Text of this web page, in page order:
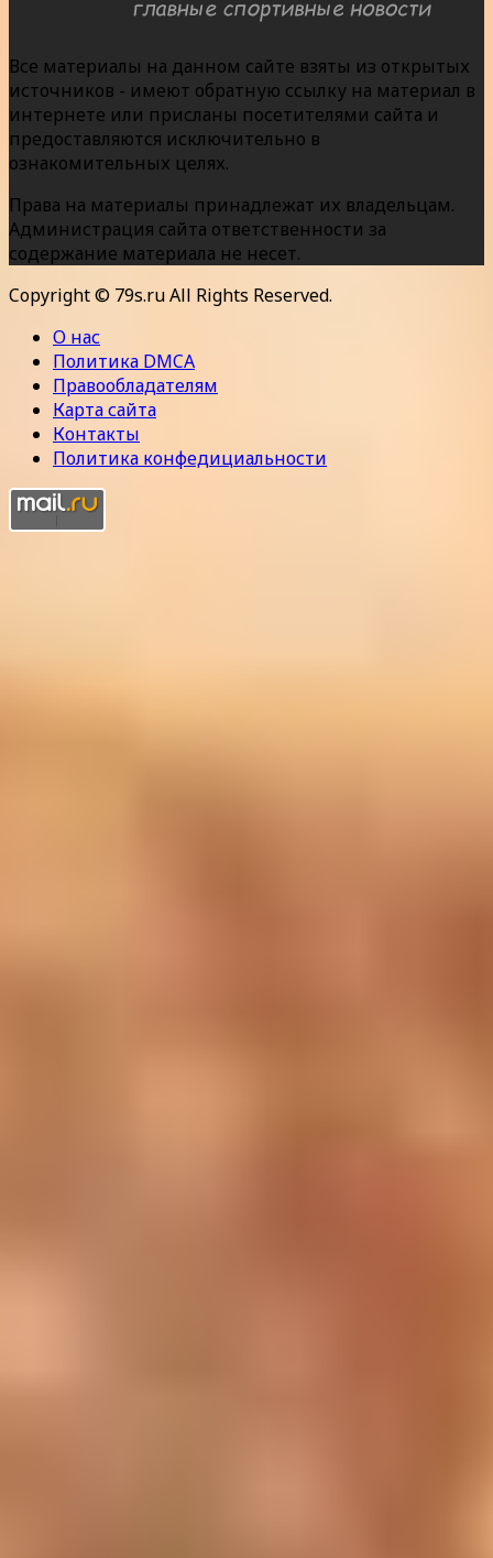
Все материалы на данном сайте взяты из открытых
источников - имеют обратную ссылку на материал в
интернете или присланы посетителями сайта и
предоставляются исключительно в
ознакомительных целях.
Права на материалы принадлежат их владельцам.
Администрация сайта ответственности за
содержание материала не несет.
Copyright © 79s.ru All Rights Reserved.
О нас
Политика DMCA
Правообладателям
Карта сайта
Контакты
Политика конфедициальности